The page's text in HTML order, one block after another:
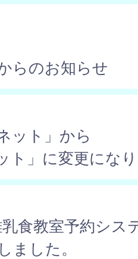
らのお知らせ
ット」から
ト」に変更にな
食教室予約シス
ました。